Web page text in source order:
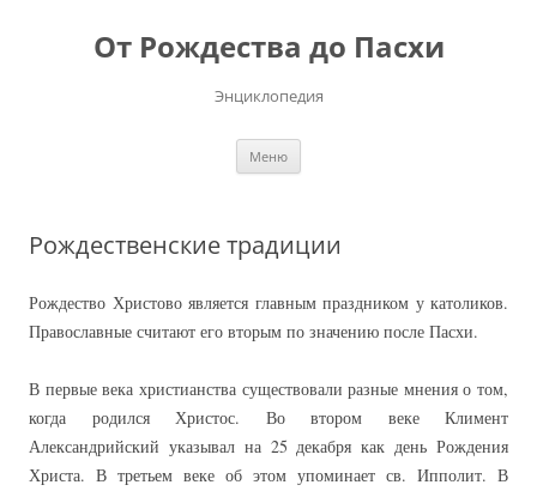
содержимомуОт Рождества до Пасхи
Энциклопедия
Меню
Рождественские традиции
Рождество Христово является главным праздником у католиков.
Православные считают его вторым по значению после Пасхи.
В первые века христианства существовали разные мнения о том,
когда родился Христос. Во втором веке Климент
Александрийский указывал на 25 декабря как день Рождения
Христа. В третьем веке об этом упоминает св. Ипполит. В